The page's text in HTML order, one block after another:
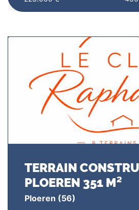
TERRAIN
PLOEREN 351 M²
Ploeren (56)